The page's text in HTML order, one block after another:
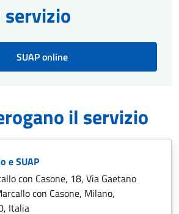
servizio
SUAP online
il servizio
e SUAP
con Casone, 18, Via Gaetano
con Casone, Milano,
Italia